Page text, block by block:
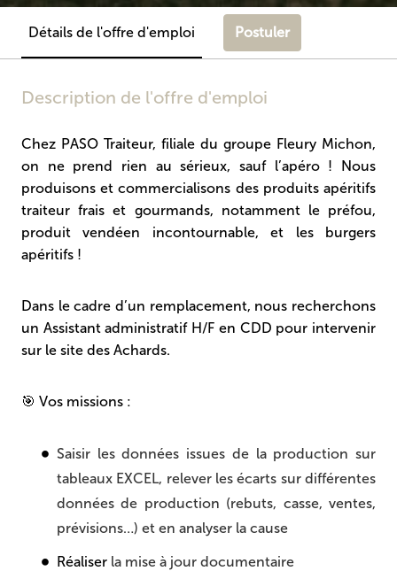
Détails de l'offre d'emploi Postuler
Description de l'offre d'emploi
Chez PASO Traiteur, filiale du groupe Fleury Michon,
on ne prend rien au sérieux, sauf l’apéro ! Nous
produisons et commercialisons des produits apéritifs
traiteur frais et gourmands, notamment le préfou,
produit vendéen incontournable, et les burgers
apéritifs !
Dans le cadre d’un remplacement, nous recherchons
un Assistant administratif H/F en CDD pour intervenir
sur le site des Achards.
🎯 Vos missions :
Saisir les données issues de la production sur
tableaux EXCEL, relever les écarts sur différentes
données de production (rebuts, casse, ventes,
prévisions…) et en analyser la cause
Réaliser la mise à jour documentaire